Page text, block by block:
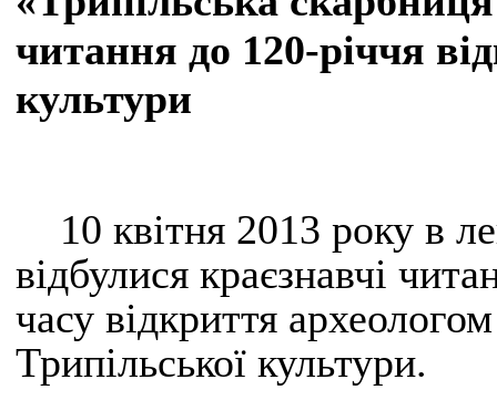
читання до 120-річчя
культури
10 квітня 2013 року в
відбулися краєзнавчі
часу відкриття
Трипільської культури.